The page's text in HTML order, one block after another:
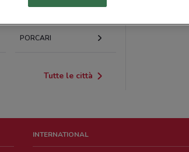
FUCECCHIO
PORCARI
Tutte le città
INTERNATIONAL